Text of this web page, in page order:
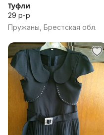
Туфли
29 р-р
Пружаны, Брестская обл.